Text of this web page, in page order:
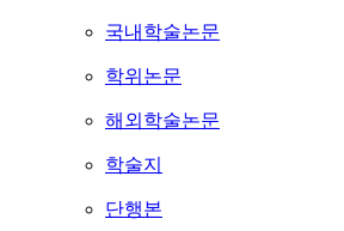
국내학술논문
학위논문
해외학술논문
학술지
단행본